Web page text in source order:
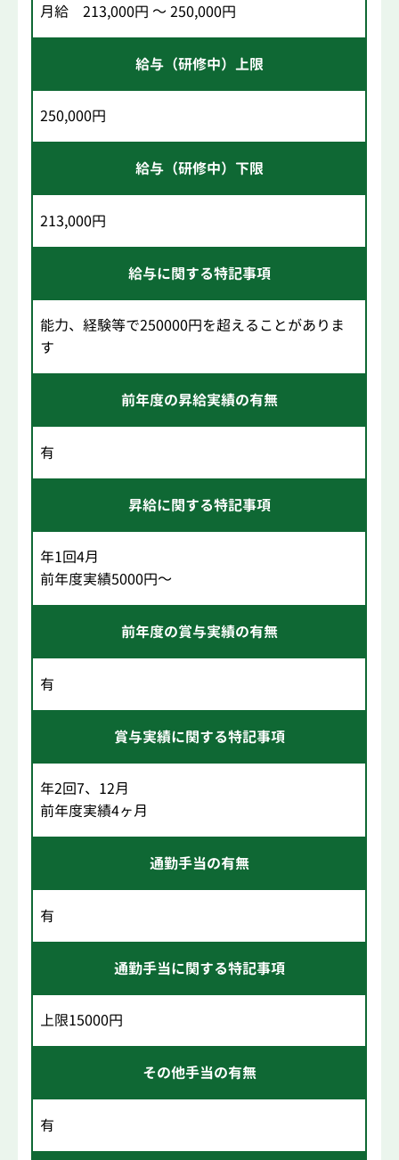
月給 213,000円 ～ 250,000円
給与（研修中）上限
250,000円
給与（研修中）下限
213,000円
給与に関する特記事項
能力、経験等で250000円を超えることがありま
す
前年度の昇給実績の有無
有
昇給に関する特記事項
年1回4月
前年度実績5000円～
前年度の賞与実績の有無
有
賞与実績に関する特記事項
年2回7、12月
前年度実績4ヶ月
通勤手当の有無
有
通勤手当に関する特記事項
上限15000円
その他手当の有無
有